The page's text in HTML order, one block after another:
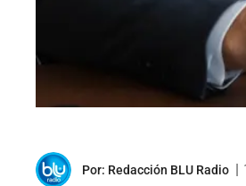
Por: Redacción BLU Radio